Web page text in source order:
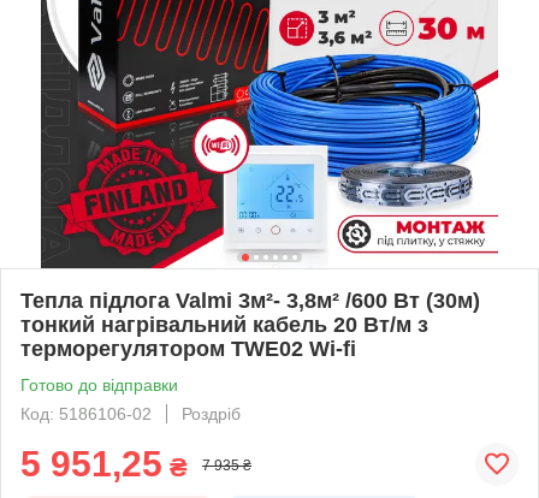
Тепла підлога Valmi 3м²- 3,8м² /600 Вт (30м)
тонкий нагрівальний кабель 20 Вт/м з
терморегулятором TWE02 Wi-fi
Готово до відправки
Код: 5186106-02
Роздріб
5 951,25 ₴ 7 935 ₴